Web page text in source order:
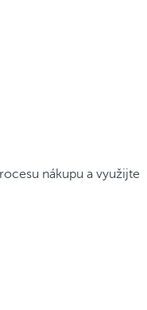
nákupu a využijte